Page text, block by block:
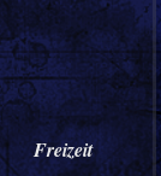
Freizeit